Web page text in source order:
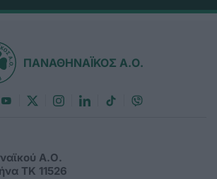
ΠΑΝΑΘΗΝΑΪΚΟΣ Α.Ο.
Α.Ο.
ΤΚ 11526